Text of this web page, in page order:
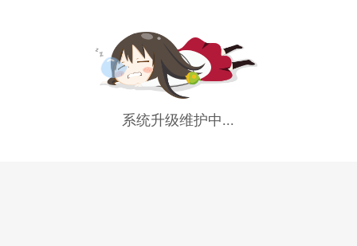
系统升级维护中...